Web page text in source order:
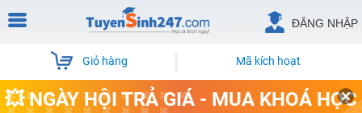
ĐĂNG NHẬP
Giỏ hàng Mã kích hoạt
💥 NGÀY HỘI TRẢ GIÁ - MUA KHOÁ HỌC